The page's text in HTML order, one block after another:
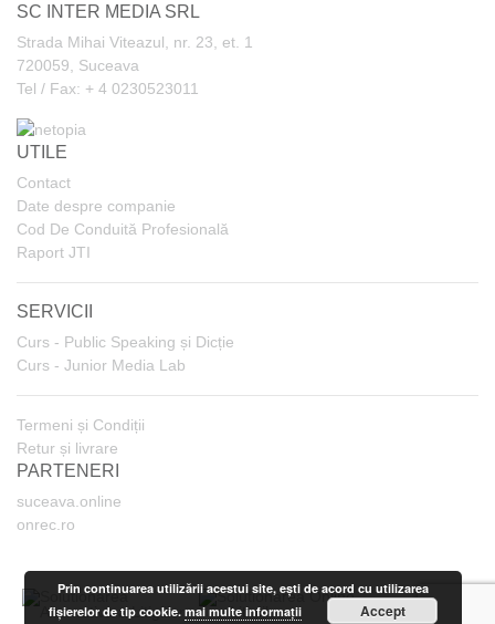
SC INTER MEDIA SRL
Strada Mihai Viteazul, nr. 23, et. 1
720059, Suceava
Tel / Fax: + 4 0230523011
UTILE
Contact
Date despre companie
Cod De Conduită Profesională
Raport JTI
SERVICII
Curs - Public Speaking și Dicție
Curs - Junior Media Lab
Termeni și Condiții
Retur și livrare
PARTENERI
suceava.online
onrec.ro
Prin continuarea utilizării acestui site, ești de acord cu utilizarea
fișierelor de tip cookie.mai multe informații Accept